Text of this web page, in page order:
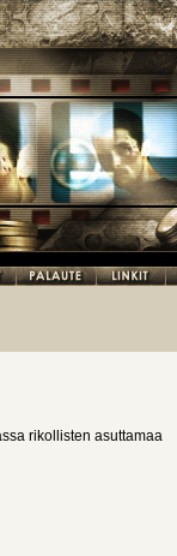
rikollisten asuttamaa